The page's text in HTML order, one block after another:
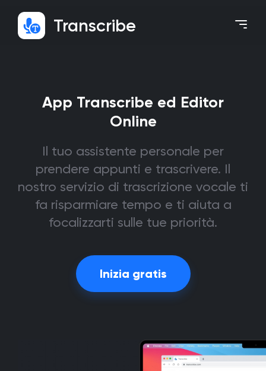
Transcribe
App Transcribe ed Editor
Online
Il tuo assistente personale per
prendere appunti e trascrivere. Il
nostro servizio di trascrizione vocale ti
fa risparmiare tempo e ti aiuta a
focalizzarti sulle tue priorità.
Inizia gratis